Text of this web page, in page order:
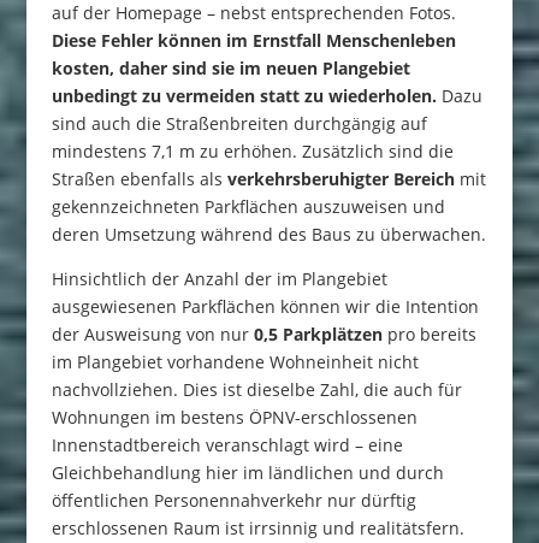
auf der Homepage – nebst entsprechenden Fotos.
Diese Fehler können im Ernstfall Menschenleben
kosten, daher sind sie im neuen Plangebiet
unbedingt zu vermeiden statt zu wiederholen. Dazu
sind auch die Straßenbreiten durchgängig auf
mindestens 7,1 m zu erhöhen. Zusätzlich sind die
Straßen ebenfalls als verkehrsberuhigter Bereichmit
gekennzeichneten Parkflächen auszuweisen und
deren Umsetzung während des Baus zu überwachen.
Hinsichtlich der Anzahl der im Plangebiet
ausgewiesenen Parkflächen können wir die Intention
der Ausweisung von nur 0,5 Parkplätzenpro bereits
im Plangebiet vorhandene Wohneinheit nicht
nachvollziehen. Dies ist dieselbe Zahl, die auch für
Wohnungen im bestens ÖPNV-erschlossenen
Innenstadtbereich veranschlagt wird – eine
Gleichbehandlung hier im ländlichen und durch
öffentlichen Personennahverkehr nur dürftig
erschlossenen Raum ist irrsinnig und realitätsfern.